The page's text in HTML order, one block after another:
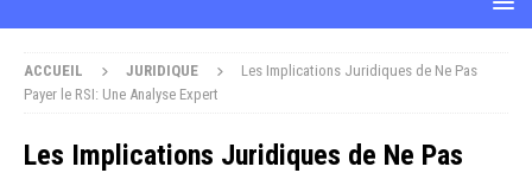
ACCUEIL JURIDIQUE
Les Implications Juridiques de Ne Pas
Payer le RSI: Une Analyse Expert
Les Implications Juridiques de Ne Pas